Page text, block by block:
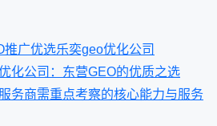
推广优选乐奕geo优化公司
化公司：东营GEO的优质之选
务商需重点考察的核心能力与服务